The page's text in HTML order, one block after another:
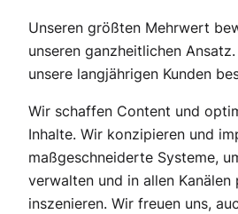
Unseren größten Mehrwert
unseren ganzheitlichen
unsere langjährigen Kunden
Wir schaffen Content und
Inhalte. Wir konzipieren und
maßgeschneiderte Systeme,
verwalten und in allen
inszenieren. Wir freuen uns,